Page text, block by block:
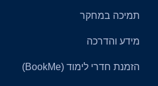
תמיכה במחקר
מידע והדרכה
הזמנת חדרי לימוד (BookMe)